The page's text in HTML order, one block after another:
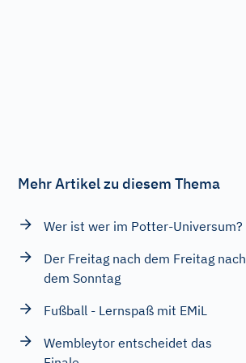
Mehr Artikel zu diesem Thema
Wer ist wer im Potter-Universum?
Der Freitag nach dem Freitag nach
dem Sonntag
Fußball - Lernspaß mit EMiL
Wembleytor entscheidet das